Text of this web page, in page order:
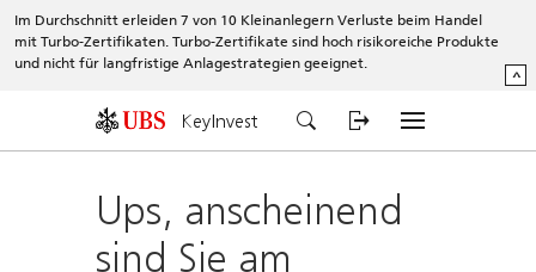
Im Durchschnitt erleiden 7 von 10 Kleinanlegern Verluste beim Handel
mit Turbo-Zertifikaten. Turbo-Zertifikate sind hoch risikoreiche Produkte
und nicht für langfristige Anlagestrategien geeignet.
^
KeyInvest
Ups, anscheinend
sind Sie am